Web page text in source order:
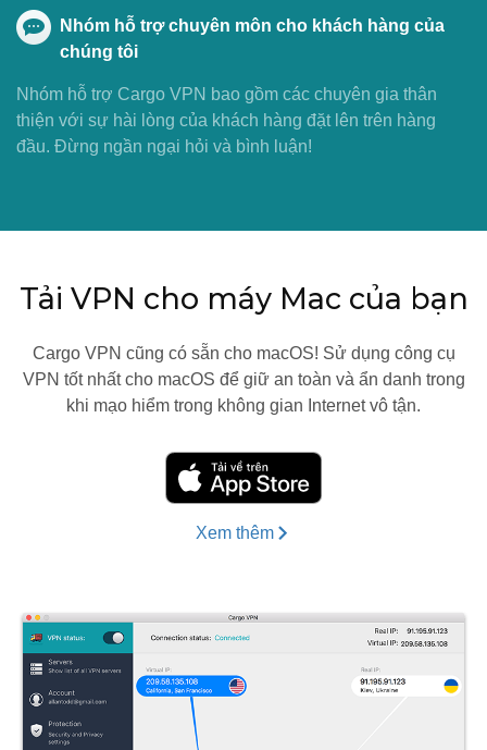
Nhóm hỗ trợ chuyên môn cho khách hàng của
chúng tôi
Nhóm hỗ trợ Cargo VPN bao gồm các chuyên gia thân
thiện với sự hài lòng của khách hàng đặt lên trên hàng
đầu. Đừng ngần ngại hỏi và bình luận!
Tải VPN cho máy Mac của bạn
Cargo VPN cũng có sẵn cho macOS! Sử dụng công cụ
VPN tốt nhất cho macOS để giữ an toàn và ẩn danh trong
khi mạo hiểm trong không gian Internet vô tận.
Xem thêm